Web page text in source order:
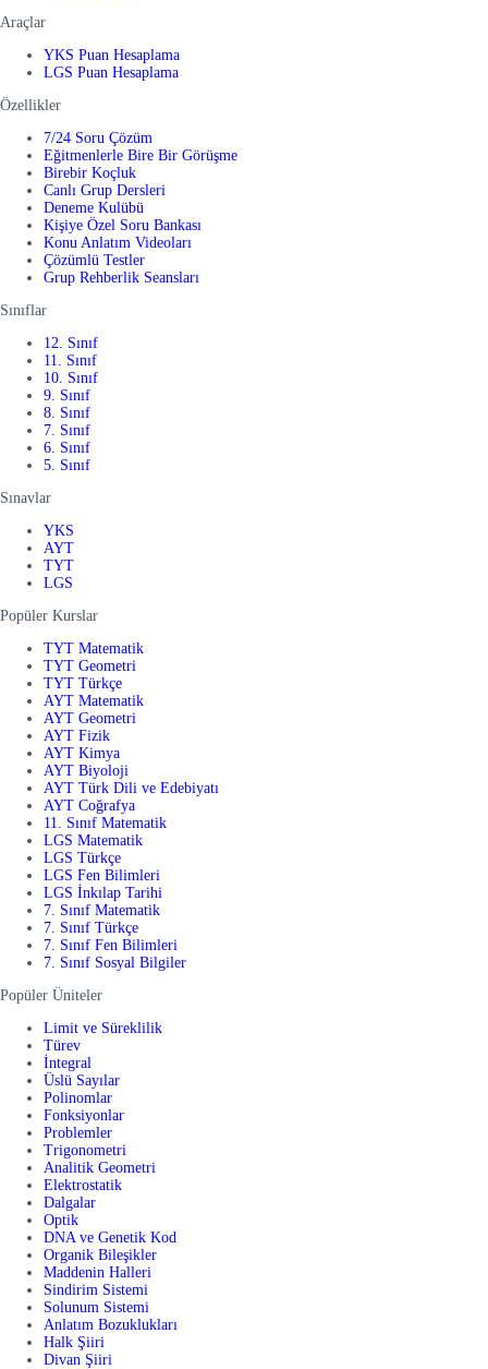
Araçlar
YKS Puan Hesaplama
LGS Puan Hesaplama
Özellikler
7/24 Soru Çözüm
Eğitmenlerle Bire Bir Görüşme
Birebir Koçluk
Canlı Grup Dersleri
Deneme Kulübü
Kişiye Özel Soru Bankası
Konu Anlatım Videoları
Çözümlü Testler
Grup Rehberlik Seansları
Sınıflar
12. Sınıf
11. Sınıf
10. Sınıf
9. Sınıf
8. Sınıf
7. Sınıf
6. Sınıf
5. Sınıf
Sınavlar
YKS
AYT
TYT
LGS
Popüler Kurslar
TYT Matematik
TYT Geometri
TYT Türkçe
AYT Matematik
AYT Geometri
AYT Fizik
AYT Kimya
AYT Biyoloji
AYT Türk Dili ve Edebiyatı
AYT Coğrafya
11. Sınıf Matematik
LGS Matematik
LGS Türkçe
LGS Fen Bilimleri
LGS İnkılap Tarihi
7. Sınıf Matematik
7. Sınıf Türkçe
7. Sınıf Fen Bilimleri
7. Sınıf Sosyal Bilgiler
Popüler Üniteler
Limit ve Süreklilik
Türev
İntegral
Üslü Sayılar
Polinomlar
Fonksiyonlar
Problemler
Trigonometri
Analitik Geometri
Elektrostatik
Dalgalar
Optik
DNA ve Genetik Kod
Organik Bileşikler
Maddenin Halleri
Sindirim Sistemi
Solunum Sistemi
Anlatım Bozuklukları
Halk Şiiri
Divan Şiiri